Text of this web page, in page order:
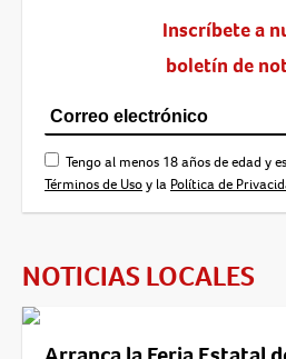
Inscríbete a
boletín de
Tengo al menos 18 años de edad y
Términos de Usoy la Política de
NOTICIAS LOCALES